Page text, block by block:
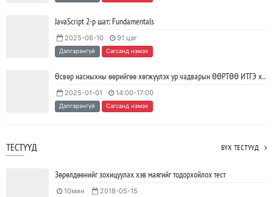
Ажил дээрээ сайн найзтай байх нь ажлын бүтээмж
нэмэгдүүлж, тогтвортой ажиллах суурь болдог
2023/04/25 SHARE
JavaScript 2-р шат: Fundamentals
2025-06-10 91 цаг
Дэлгэрэнгүй Сагсанд нэмэх
Өсвөр насныхны өөрийгөө хөгжүүлэх ур чадварын ӨӨРТӨӨ ИТГЭ хөтөлбөр
2025-01-01 14:00-17:00
Дэлгэрэнгүй Сагсанд нэмэх
ТЕСТҮҮД БҮХ ТЕСТҮҮД
Зөрөлдөөнийг зохицуулах хэв маягийг тодорхойлох тест
10мин 2018-05-15